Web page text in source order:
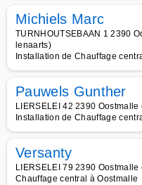
Michiels Marc
TURNHOUTSEBAAN 1 2390
lenaarts)
Installation de Chauffage
Pauwels Gunther
LIERSELEI 42 2390
Installation de Chauffage
Versanty
LIERSELEI 79 2390
Chauffage central à Oostmalle